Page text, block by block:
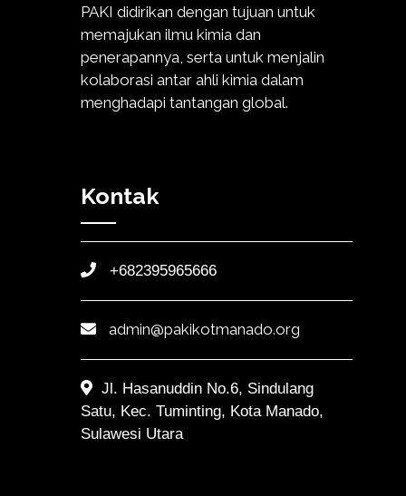
PAKI didirikan dengan tujuan untuk
memajukan ilmu kimia dan
penerapannya, serta untuk menjalin
kolaborasi antar ahli kimia dalam
menghadapi tantangan global.
Kontak
+682395965666
admin@pakikotmanado.org
Jl. Hasanuddin No.6, Sindulang
Satu, Kec. Tuminting, Kota Manado,
Sulawesi Utara